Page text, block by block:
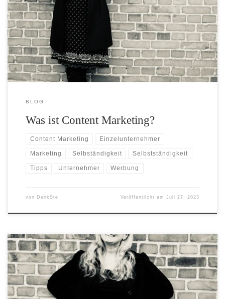
Was ist eigentlich Content Marketing und welche Maßnahmen sind
für Solo-Selbständige und kleine Unternehmen relevant?
BLOG
Was ist Content Marketing?
Content Marketing Einzelunternehmer
Marketing Selbständigkeit Selbstständigkeit
Tipps Unternehmer Werbung
von DenkSte Veröffentlicht amJuli 27, 2023
Ich bin überzeugte Befürworterin von authentischem Marketing und
empfehle Dir, Deine Werte und Produkte auf eine ehrliche,
transparente und glaubwürdige Weise zu kommunizieren. Das ist für